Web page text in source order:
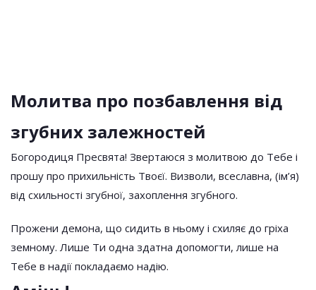
Молитва про позбавлення від
згубних залежностей
Богородиця Пресвята! Звертаюся з молитвою до Тебе і
прошу про прихильність Твоєї. Визволи, всеславна, (ім’я)
від схильності згубної, захоплення згубного.
Прожени демона, що сидить в ньому і схиляє до гріха
земному. Лише Ти одна здатна допомогти, лише на
Тебе в надії покладаємо надію.